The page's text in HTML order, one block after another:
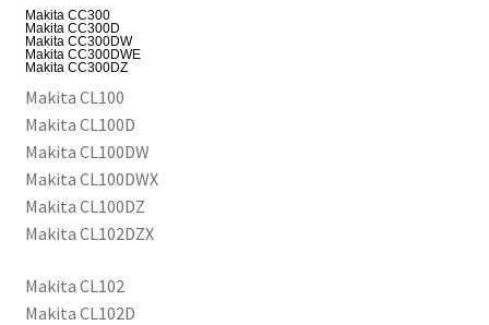
Makita CC300
Makita CC300D
Makita CC300DW
Makita CC300DWE
Makita CC300DZ
Makita CL100
Makita CL100D
Makita CL100DW
Makita CL100DWX
Makita CL100DZ
Makita CL102DZX
Makita CL102
Makita CL102D